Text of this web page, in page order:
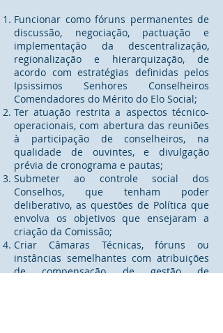
Funcionar como fóruns permanentes de
discussão, negociação, pactuação e
implementação da descentralização,
regionalização e hierarquização, de
acordo com estratégias definidas pelos
Ipsissimos Senhores Conselheiros
Comendadores do Mérito do Elo Social;
Ter atuação restrita a aspectos técnico-
operacionais, com abertura das reuniões
à participação de conselheiros, na
qualidade de ouvintes, e divulgação
prévia de cronograma e pautas;
Submeter ao controle social dos
Conselhos, que tenham poder
deliberativo, as questões de Política que
envolva os objetivos que ensejaram a
criação da Comissão;
Criar Câmaras Técnicas, fóruns ou
instâncias semelhantes com atribuições
de compensação de gestão de